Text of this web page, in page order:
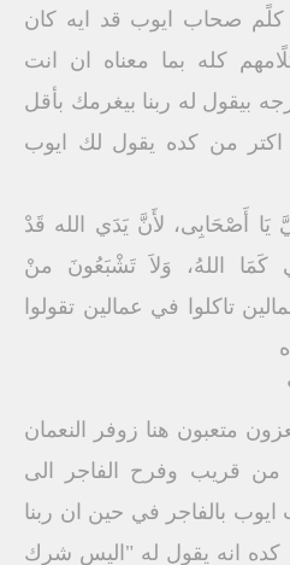
كلًم صحاب ايوب قد ايه كان
كله بما معناه ان انت
بيقول له ربنا بيغرمك بأقل
من كده يقول لك ايوب
يَا أَصْحَابِى، لأَنَّ يَدَي الله قَدْ
كَمَا اللهُ، وَلاَ تَشْبَعُونَ منْ
تاكلوا في عمالين تقولوا
متعبون هنا زوفر النعمان
من قريب وفرح الفاجر الى
بالفاجر في حين ان ربنا
كده انه يقول له "اليس شرك